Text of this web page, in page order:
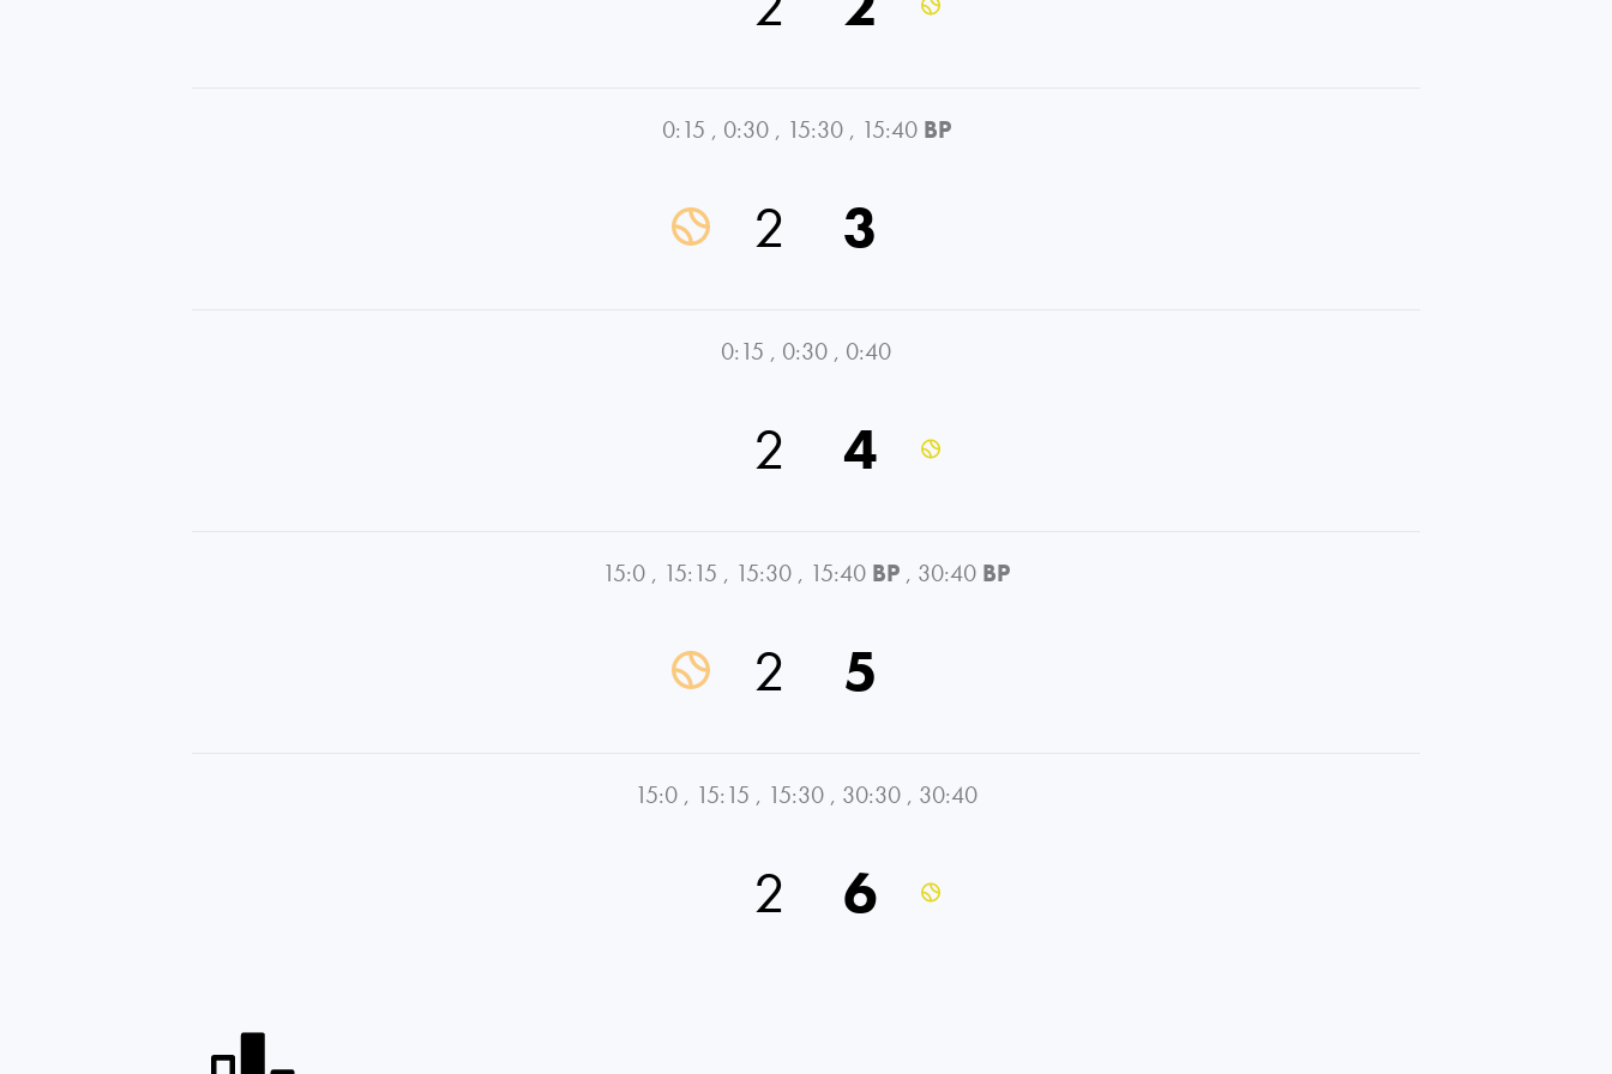
0:15 , 0:30 , 15:30 , 15:40 BP
2 3
0:15 , 0:30 , 0:40
2 4
15:0 , 15:15 , 15:30 , 15:40 BP , 30:40 BP
2 5
15:0 , 15:15 , 15:30 , 30:30 , 30:40
2 6